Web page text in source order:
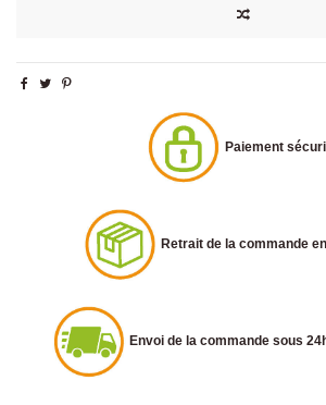
Paiement
Retrait de la commande
Envoi de la commande sous